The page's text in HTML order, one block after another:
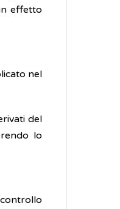
effetto
nel
del
lo